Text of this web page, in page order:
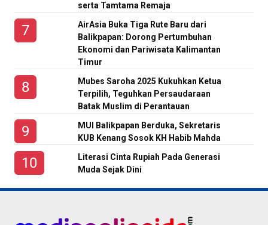
serta Tamtama Remaja
AirAsia Buka Tiga Rute Baru dari
Balikpapan: Dorong Pertumbuhan
Ekonomi dan Pariwisata Kalimantan
Timur
Mubes Saroha 2025 Kukuhkan Ketua
Terpilih, Teguhkan Persaudaraan
Batak Muslim di Perantauan
MUI Balikpapan Berduka, Sekretaris
KUB Kenang Sosok KH Habib Mahda
Literasi Cinta Rupiah Pada Generasi
Muda Sejak Dini